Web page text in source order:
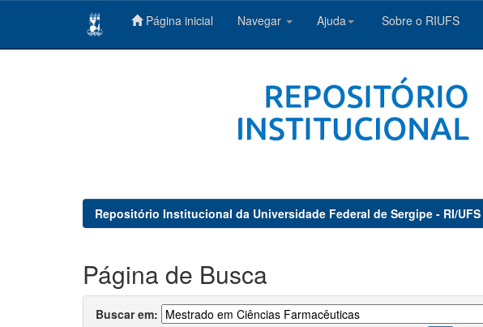
Página inicial Navegar Ajuda Sobre o RIUFS
Repositório Institucional da Universidade Federal de Sergipe - RI/UFS
Página de Busca
Buscar em: